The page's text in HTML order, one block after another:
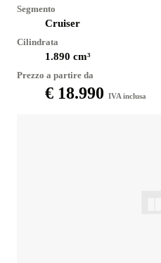
Segmento
Cruiser
Cilindrata
1.890 cm³
Prezzo a partire da
€ 18.990 IVA inclusa